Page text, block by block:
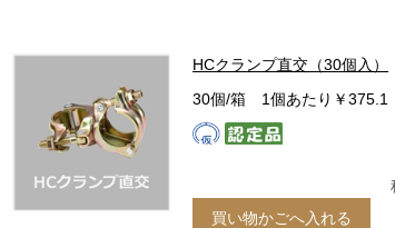
HCクランプ直交（30個入）
30個/箱 1個あたり￥375.1
買い物かごへ入れる